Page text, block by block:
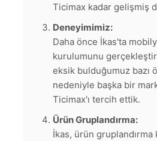
Ticimax kadar gelişmiş
Deneyimimiz:
Daha önce İkas'ta
kurulumunu
eksik bulduğumuz bazı
nedeniyle başka bir
Ticimax'ı tercih ettik.
Ürün Gruplandırma:
İkas, ürün gruplandırma